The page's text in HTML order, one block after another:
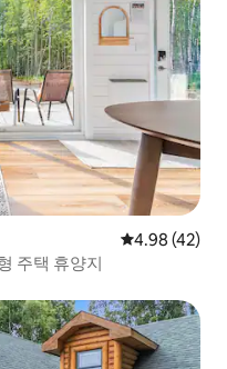
평점 4.98점(5
4.98 (42)
주택 휴양지